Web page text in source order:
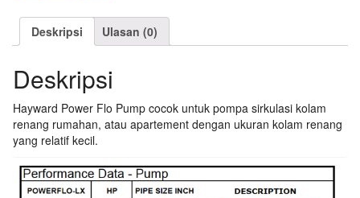
Deskripsi Ulasan (0)
Deskripsi
Hayward Power Flo Pump cocok untuk pompa sirkulasi kolam
renang rumahan, atau apartement dengan ukuran kolam renang
yang relatif kecil.